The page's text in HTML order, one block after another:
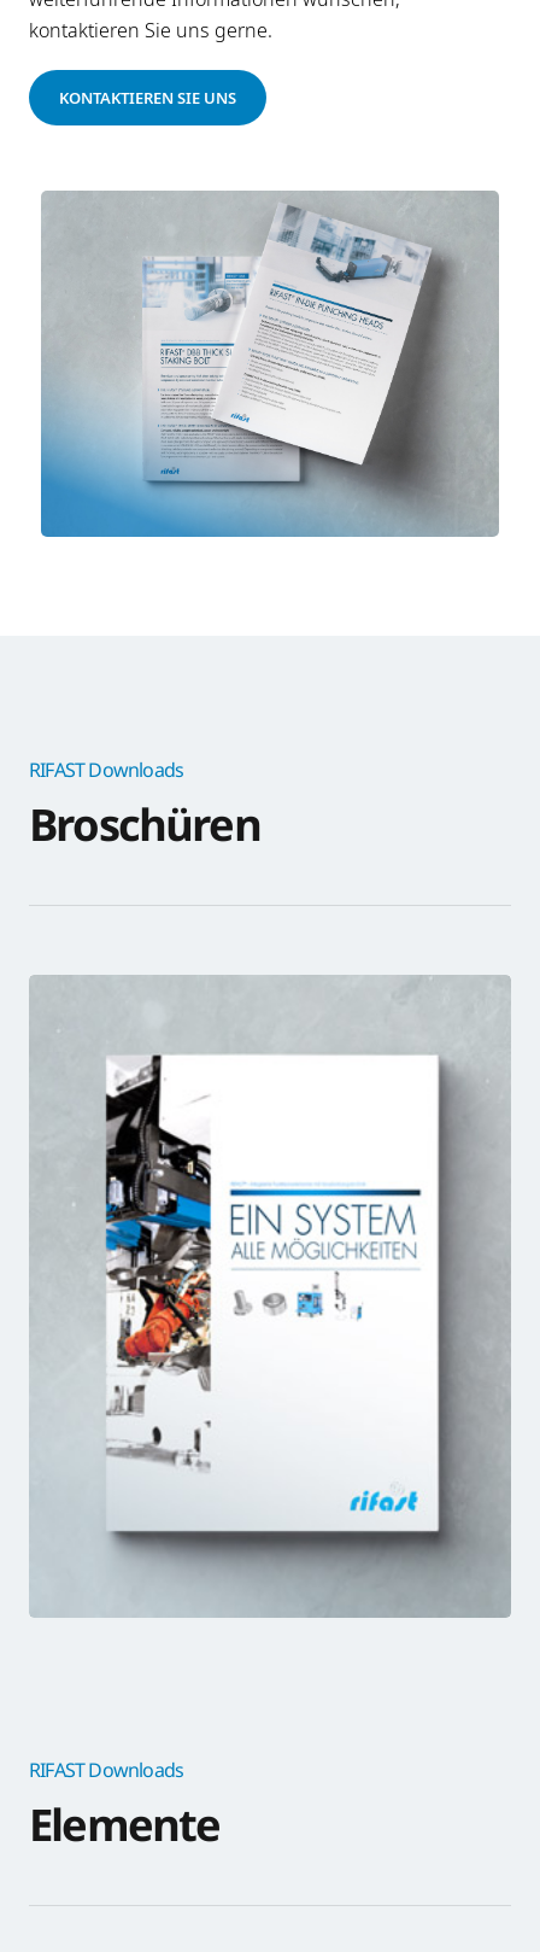
kontaktieren Sie uns gerne.
KONTAKTIEREN SIE UNS
RIFAST Downloads
Broschüren
RIFAST Downloads
Elemente